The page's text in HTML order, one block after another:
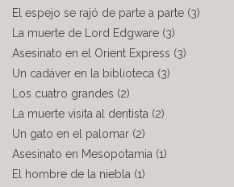
El espejo se rajó de parte a parte (3)
La muerte de Lord Edgware (3)
Asesinato en el Orient Express (3)
Un cadáver en la biblioteca (3)
Los cuatro grandes (2)
La muerte visita al dentista (2)
Un gato en el palomar (2)
Asesinato en Mesopotamia (1)
El hombre de la niebla (1)